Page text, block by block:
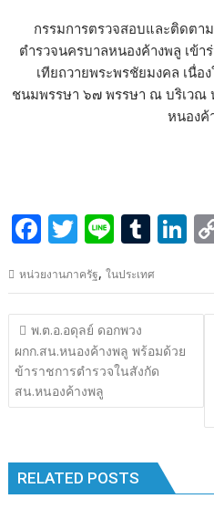
กรรมการตรวจสอบและติดตา
ตำรวจนครบาลหนองค้างพลู เข้
เทียถวายพระพรชัยมงคล เนื่อ
ชนมพรรษา ๖๗ พรรษา ณ บริเวณ
หนองค้
F
e
b
o
o
k
T
itt
er
Li
e
T
m
bl
r
Li
k
e
หน่วยงานภาครัฐ,ในประเทศ
แนะแนว
เรื่อง
พ.ต.อ.อดุลย์ ดอกพวง
ผกก.สน.หนองค้างพลู พร้อมด้วย
ข้าราชการตำรวจในสังกัด
สน.หนองค้างพลู
RELATED POSTS